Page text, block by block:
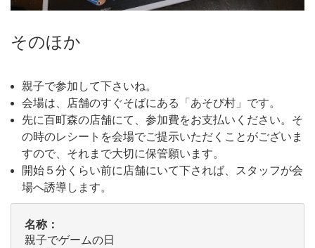
そのほか
親子で参加して下さいね。
会場は、店舗のすぐそばにある「あそび村」です。
先に百町森の店舗にて、参加費をお支払いください。そ
の時のレシートを会場でご提示いただくことがございま
すので、それまで大切に保管願います。
開始５分くらい前に店舗にいて下されば、スタッフが会
場へ誘導します。
名称：
親子でゲームの日